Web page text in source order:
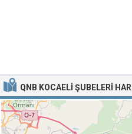
QNB KOCAELI ŞUBELERI